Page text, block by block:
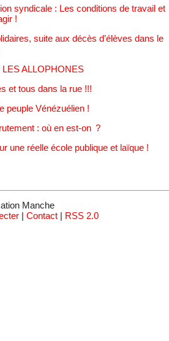
syndicale : Les conditions de travail et
!
suite aux décès d’élèves dans le
LES ALLOPHONES
et tous dans la rue !!!
peuple Vénézuélien !
: où en est-on ?
une réelle école publique et laïque !
Manche
| Contact | RSS 2.0